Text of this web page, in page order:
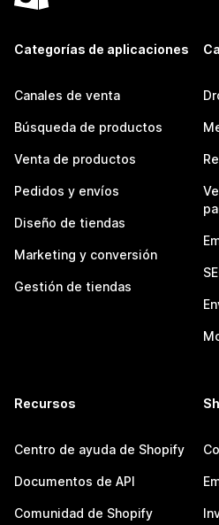
Categorías de aplicaciones
Canales de venta
Búsqueda de productos
Venta de productos
Pedidos y envíos
Diseño de tiendas
Marketing y conversión
Gestión de tiendas
Recursos
Centro de ayuda de Shopify
Documentos de API
Comunidad de Shopify